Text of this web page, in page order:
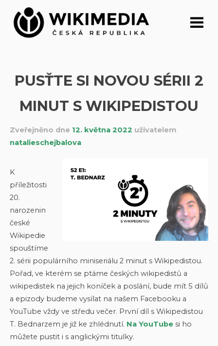
Přeskočit
obsah
PUSŤTE SI NOVOU SÉRII 2
MINUT S WIKIPEDISTOU
Zveřejněno dne 12. května 2022 uživatelem
natalieschejbalova
K
příležitosti
20.
narozenin
české
Wikipedie
spouštíme
2. sérii populárního miniseriálu 2 minut s Wikipedistou.
Pořad, ve kterém se ptáme českých wikipedistů a
wikipedistek na jejich koníček a poslání, bude mít 5 dílů
a epizody budeme vysílat na našem Facebooku a
YouTube vždy ve středu večer. První díl s Wikipedistou
T. Bednarzem je již ke zhlédnutí. Na YouTube si ho
můžete pustit i s anglickými titulky.